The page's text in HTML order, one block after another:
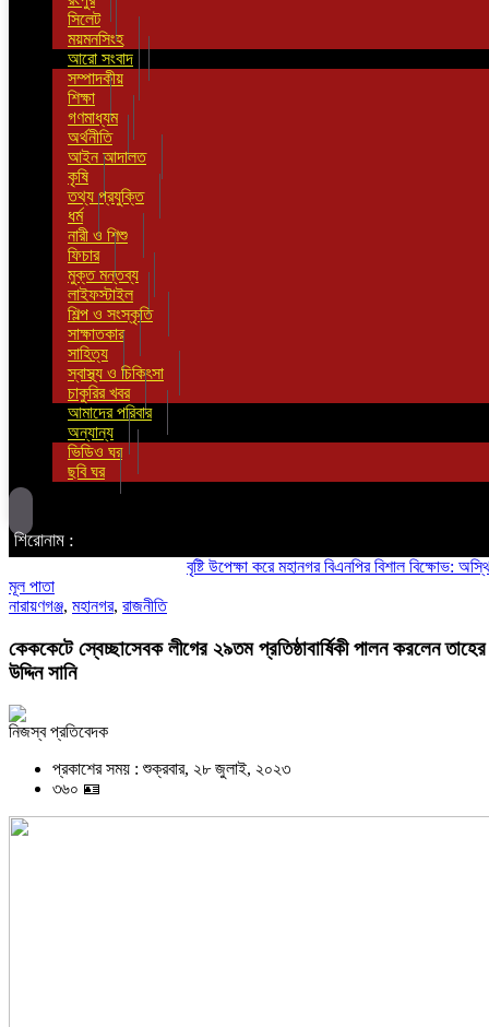
সিলেট
ময়মনসিংহ
আরো সংবাদ
সম্পাদকীয়
শিক্ষা
গণমাধ্যম
অর্থনীতি
আইন আদালত
কৃষি
তথ্য প্রযুক্তি
ধর্ম
নারী ও শিশু
ফিচার
মুক্ত মন্তব্য
লাইফস্টাইল
শিল্প ও সংস্কৃতি
সাক্ষাতকার
সাহিত্য
স্বাস্থ্য ও চিকিৎসা
চাকুরির খবর
আমাদের পরিবার
অন্যান্য
ভিডিও ঘর
ছবি ঘর
শিরোনাম :
বৃষ্টি উপেক্ষা করে মহানগর বিএনপির বিশাল বিক্ষোভ:
মূল পাতা
নারায়ণগঞ্জ, মহানগর, রাজনীতি
কেককেটে স্বেচ্ছাসেবক লীগের ২৯তম প্রতিষ্ঠাবার্ষিকী পালন করলেন তাহের
উদ্দিন সানি
নিজস্ব প্রতিবেদক
প্রকাশের সময় : শুক্রবার, ২৮ জুলাই, ২০২৩
৩৬০ 🪪